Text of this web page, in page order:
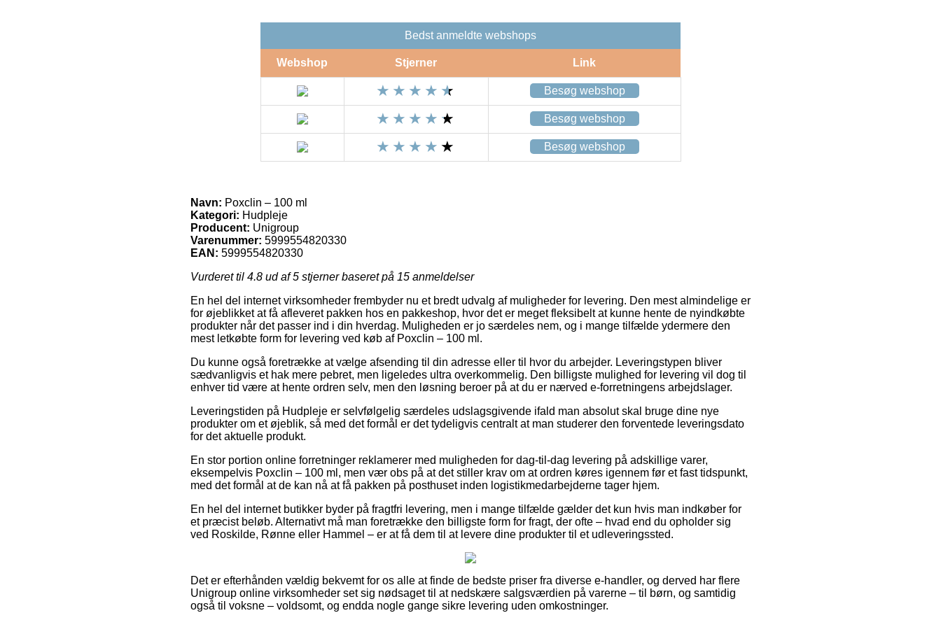
Bedst anmeldte webshops
Webshop Stjerner Link
Besøg webshop
Besøg webshop
Besøg webshop
Navn: Poxclin – 100 ml
Kategori: Hudpleje
Producent: Unigroup
Varenummer: 5999554820330
EAN: 5999554820330
Vurderet til 4.8 ud af 5 stjerner baseret på 15 anmeldelser
En hel del internet virksomheder frembyder nu et bredt udvalg af muligheder for levering. Den mest almindelige er
for øjeblikket at få afleveret pakken hos en pakkeshop, hvor det er meget fleksibelt at kunne hente de nyindkøbte
produkter når det passer ind i din hverdag. Muligheden er jo særdeles nem, og i mange tilfælde ydermere den
mest letkøbte form for levering ved køb af Poxclin – 100 ml.
Du kunne også foretrække at vælge afsending til din adresse eller til hvor du arbejder. Leveringstypen bliver
sædvanligvis et hak mere pebret, men ligeledes ultra overkommelig. Den billigste mulighed for levering vil dog til
enhver tid være at hente ordren selv, men den løsning beroer på at du er nærved e-forretningens arbejdslager.
Leveringstiden på Hudpleje er selvfølgelig særdeles udslagsgivende ifald man absolut skal bruge dine nye
produkter om et øjeblik, så med det formål er det tydeligvis centralt at man studerer den forventede leveringsdato
for det aktuelle produkt.
En stor portion online forretninger reklamerer med muligheden for dag-til-dag levering på adskillige varer,
eksempelvis Poxclin – 100 ml, men vær obs på at det stiller krav om at ordren køres igennem før et fast tidspunkt,
med det formål at de kan nå at få pakken på posthuset inden logistikmedarbejderne tager hjem.
En hel del internet butikker byder på fragtfri levering, men i mange tilfælde gælder det kun hvis man indkøber for
et præcist beløb. Alternativt må man foretrække den billigste form for fragt, der ofte – hvad end du opholder sig
ved Roskilde, Rønne eller Hammel – er at få dem til at levere dine produkter til et udleveringssted.
Det er efterhånden vældig bekvemt for os alle at finde de bedste priser fra diverse e-handler, og derved har flere
Unigroup online virksomheder set sig nødsaget til at nedskære salgsværdien på varerne – til børn, og samtidig
også til voksne – voldsomt, og endda nogle gange sikre levering uden omkostninger.